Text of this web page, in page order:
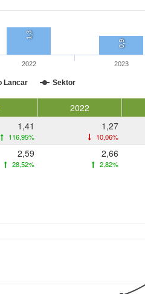
1,3
0,9
Lancar Sektor
2022 2023
2022
1,41
116,95%
1,27
10,06%
2,59
28,52%
2,66
2,82%